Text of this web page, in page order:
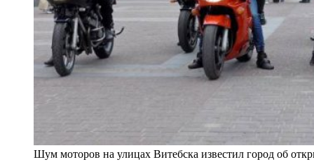
Шум моторов на улицах Витебска известил город об